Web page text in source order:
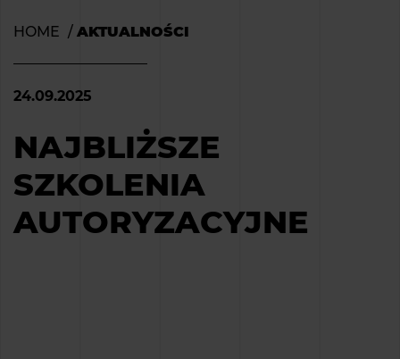
HOME AKTUALNOŚCI
24.09.2025
NAJBLIŻSZE
SZKOLENIA
AUTORYZACYJNE